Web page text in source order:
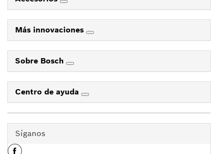
Más innovaciones
Sobre Bosch
Centro de ayuda
Síganos